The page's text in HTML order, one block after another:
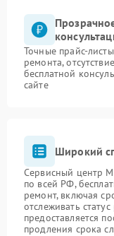
Точные прайс-
ремонта,
бесплатной
сайте
Широкий
Сервисный центр
по всей РФ,
ремонт, включая
отслеживать
предоставляется
продления срока